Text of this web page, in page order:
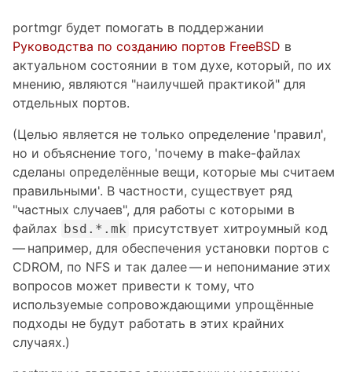
portmgr будет помогать в поддержании
Руководства по созданию портов FreeBSD в
актуальном состоянии в том духе, который, по их
мнению, являются "наилучшей практикой" для
отдельных портов.
(Целью является не только определение 'правил',
но и объяснение того, 'почему в make-файлах
сделаны определённые вещи, которые мы считаем
правильными'. В частности, существует ряд
"частных случаев", для работы с которыми в
файлах
bsd.*.mk присутствует хитроумный код
— например, для обеспечения установки портов с
CDROM, по NFS и так далее — и непонимание этих
вопросов может привести к тому, что
используемые сопровождающими упрощённые
подходы не будут работать в этих крайних
случаях.)